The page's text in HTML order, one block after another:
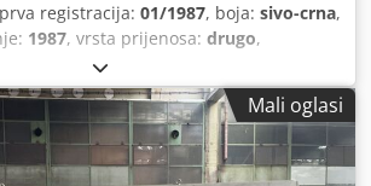
registracija: 01/1987, boja: sivo-crna,
1987, vrsta prijenosa: drugo,
Mali oglasi